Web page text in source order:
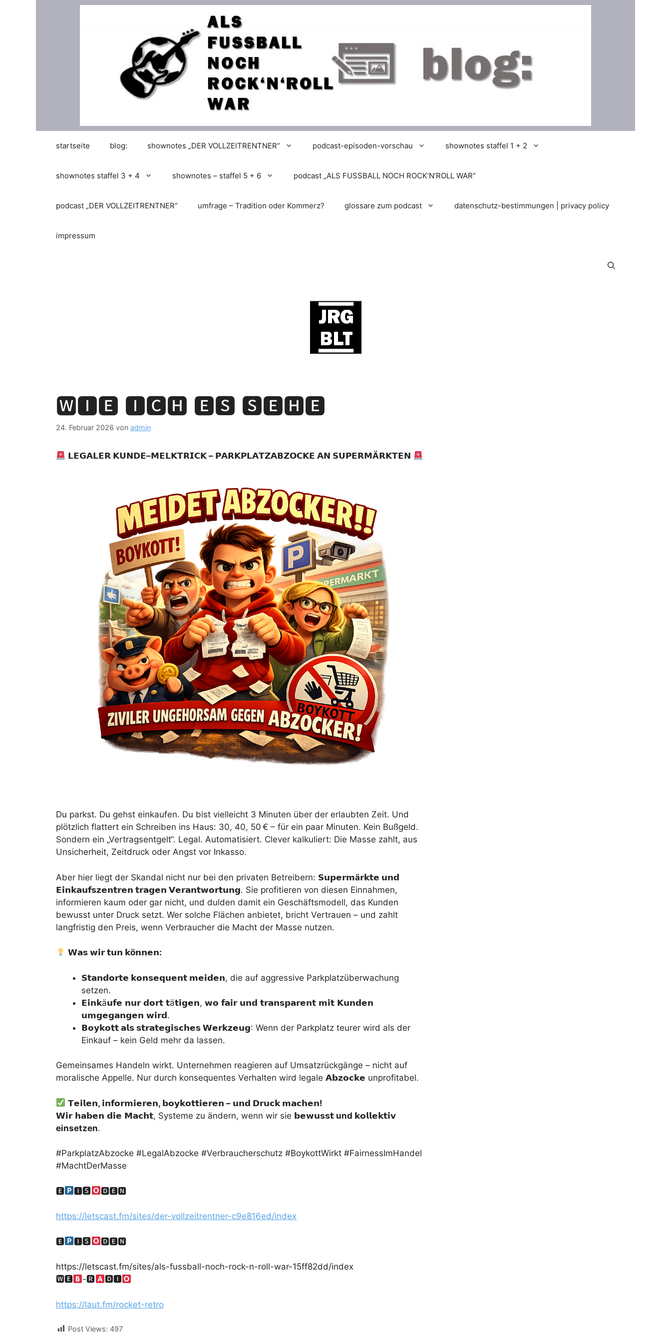
startseite blog: shownotes „DER VOLLZEITRENTNER“ podcast-episoden-vorschau shownotes staffel 1 + 2
shownotes staffel 3 + 4 shownotes – staffel 5 + 6 podcast „ALS FUSSBALL NOCH ROCK’N’ROLL WAR“
podcast „DER VOLLZEITRENTNER“ umfrage – Tradition oder Kommerz? glossare zum podcast datenschutz-bestimmungen | privacy policy
impressum
🆆🅸🅴 🅸🅲🅷 🅴🆂 🆂🅴🅷🅴
24. Februar 2026 von admin
𝗟𝗘𝗚𝗔𝗟𝗘𝗥 𝗞𝗨𝗡𝗗𝗘–𝗠𝗘𝗟𝗞𝗧𝗥𝗜𝗖𝗞– 𝗣𝗔𝗥𝗞𝗣𝗟𝗔𝗧𝗭𝗔𝗕𝗭𝗢𝗖𝗞𝗘 𝗔𝗡 𝗦𝗨𝗣𝗘𝗥𝗠Ä𝗥𝗞𝗧𝗘𝗡
Du parkst. Du gehst einkaufen. Du bist vielleicht 3 Minuten über der erlaubten Zeit. Und
plötzlich flattert ein Schreiben ins Haus: 30, 40, 50 € – für ein paar Minuten. Kein Bußgeld.
Sondern ein „Vertragsentgelt“. Legal. Automatisiert. Clever kalkuliert: Die Masse zahlt, aus
Unsicherheit, Zeitdruck oder Angst vor Inkasso.
Aber hier liegt der Skandal nicht nur bei den privaten Betreibern: 𝗦𝘂𝗽𝗲𝗿𝗺ä𝗿𝗸𝘁𝗲 𝘂𝗻𝗱
𝗘𝗶𝗻𝗸𝗮𝘂𝗳𝘀𝘇𝗲𝗻𝘁𝗿𝗲𝗻 𝘁𝗿𝗮𝗴𝗲𝗻 𝗩𝗲𝗿𝗮𝗻𝘁𝘄𝗼𝗿𝘁𝘂𝗻𝗴. Sie profitieren von diesen Einnahmen,
informieren kaum oder gar nicht, und dulden damit ein Geschäftsmodell, das Kunden
bewusst unter Druck setzt. Wer solche Flächen anbietet, bricht Vertrauen – und zahlt
langfristig den Preis, wenn Verbraucher die Macht der Masse nutzen.
𝗪𝗮𝘀 𝘄𝗶𝗿 𝘁𝘂𝗻 𝗸ö𝗻𝗻𝗲𝗻:
𝗦𝘁𝗮𝗻𝗱𝗼𝗿𝘁𝗲 𝗸𝗼𝗻𝘀𝗲𝗾𝘂𝗲𝗻𝘁 𝗺𝗲𝗶𝗱𝗲𝗻, die auf aggressive Parkplatzüberwachung
setzen.
𝗘𝗶𝗻𝗸ä𝘂𝗳𝗲 𝗻𝘂𝗿 𝗱𝗼𝗿𝘁 𝘁ä𝘁𝗶𝗴𝗲𝗻, 𝘄𝗼 𝗳𝗮𝗶𝗿 𝘂𝗻𝗱 𝘁𝗿𝗮𝗻𝘀𝗽𝗮𝗿𝗲𝗻𝘁 𝗺𝗶𝘁 𝗞𝘂𝗻𝗱𝗲𝗻
𝘂𝗺𝗴𝗲𝗴𝗮𝗻𝗴𝗲𝗻 𝘄𝗶𝗿𝗱.
𝗕𝗼𝘆𝗸𝗼𝘁𝘁 𝗮𝗹𝘀 𝘀𝘁𝗿𝗮𝘁𝗲𝗴𝗶𝘀𝗰𝗵𝗲𝘀 𝗪𝗲𝗿𝗸𝘇𝗲𝘂𝗴: Wenn der Parkplatz teurer wird als der
Einkauf – kein Geld mehr da lassen.
Gemeinsames Handeln wirkt. Unternehmen reagieren auf Umsatzrückgänge – nicht auf
moralische Appelle. Nur durch konsequentes Verhalten wird legale 𝗔𝗯𝘇𝗼𝗰𝗸𝗲 unprofitabel.
𝗧𝗲𝗶𝗹𝗲𝗻, 𝗶𝗻𝗳𝗼𝗿𝗺𝗶𝗲𝗿𝗲𝗻, 𝗯𝗼𝘆𝗸𝗼𝘁𝘁𝗶𝗲𝗿𝗲𝗻 – 𝘂𝗻𝗱 𝗗𝗿𝘂𝗰𝗸 𝗺𝗮𝗰𝗵𝗲𝗻!
𝗪𝗶𝗿 𝗵𝗮𝗯𝗲𝗻 𝗱𝗶𝗲 𝗠𝗮𝗰𝗵𝘁, Systeme zu ändern, wenn wir sie 𝗯𝗲𝘄𝘂𝘀𝘀𝘁 und 𝗸𝗼𝗹𝗹𝗲𝗸𝘁𝗶𝘃
einsetzen.
#ParkplatzAbzocke #LegalAbzocke #Verbraucherschutz #BoykottWirkt #FairnessImHandel
#MachtDerMasse
🅴 🅸🆂 🅳🅴🅽
https://letscast.fm/sites/der-vollzeitrentner-c9e816ed/index
🅴 🅸🆂 🅳🅴🅽
https://letscast.fm/sites/als-fussball-noch-rock-n-roll-war-15ff82dd/index
🆆🅴
-🆁 🅳🅸
https://laut.fm/rocket-retro
Post Views: 497